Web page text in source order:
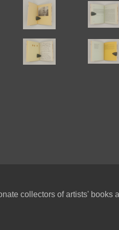
collectors of artists' books